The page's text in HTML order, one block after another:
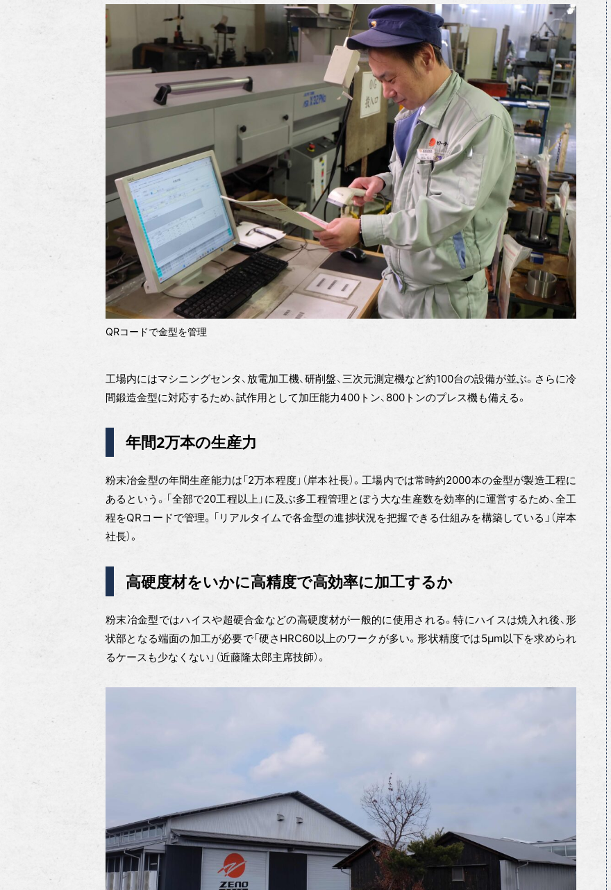
QRコードで金型を管理
工場内にはマシニングセンタ、放電加工機、研削盤、三次元測定機など約100台の設備が並ぶ。さらに冷
間鍛造金型に対応するため、試作用として加圧能力400トン、800トンのプレス機も備える。
年間2万本の生産力
粉末冶金型の年間生産能力は「2万本程度」（岸本社長）。工場内では常時約2000本の金型が製造工程に
あるという。「全部で20工程以上」に及ぶ多工程管理とぼう大な生産数を効率的に運営するため、全工
程をQRコードで管理。「リアルタイムで各金型の進捗状況を把握できる仕組みを構築している」（岸本
社長）。
高硬度材をいかに高精度で高効率に加工するか
粉末冶金型ではハイスや超硬合金などの高硬度材が一般的に使用される。特にハイスは焼入れ後、形
状部となる端面の加工が必要で「硬さHRC60以上のワークが多い。形状精度では5µm以下を求められ
るケースも少なくない」（近藤隆太郎主席技師）。